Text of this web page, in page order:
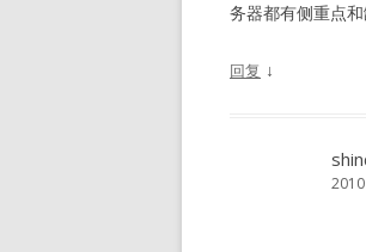
务器都有侧重点
回复 ↓